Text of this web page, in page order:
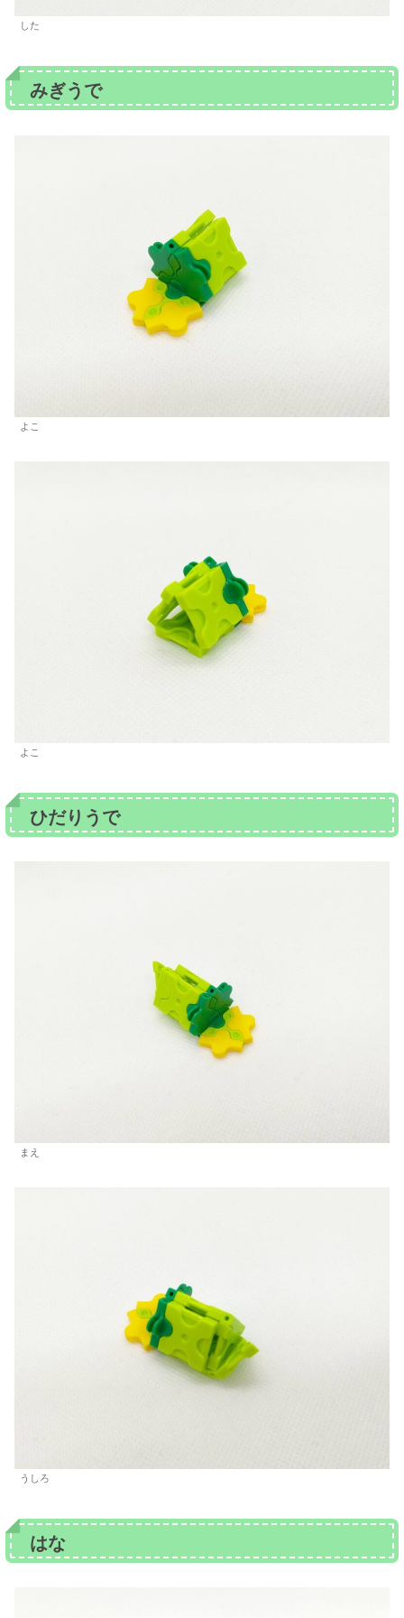
した
みぎうで
よこ
よこ
ひだりうで
まえ
うしろ
はな